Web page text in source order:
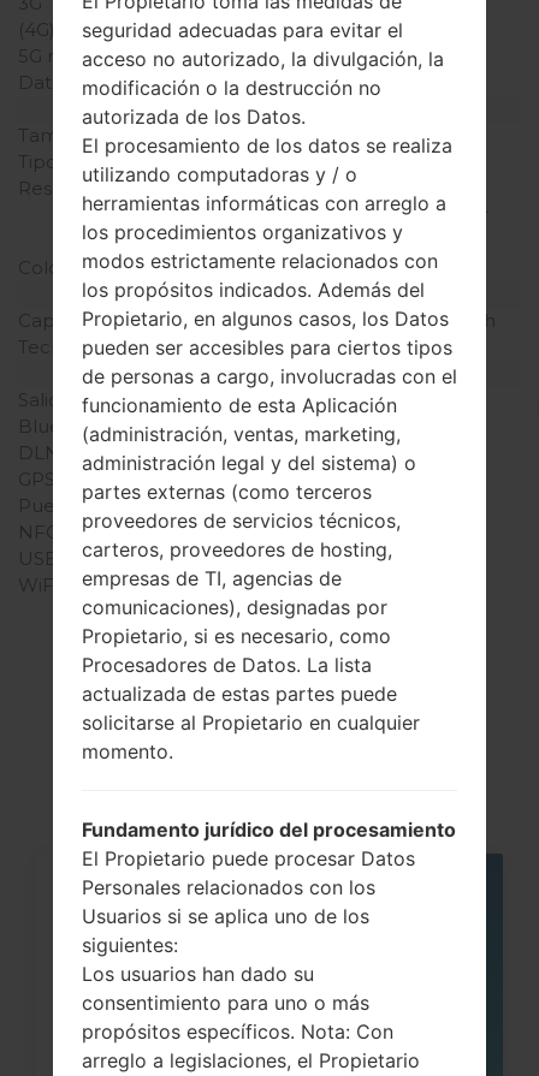
(4G) LTE
-
5G network
-
Datos
-
Pantalla
Tamaño de la pantalla
1.45 pulgadas
Tipo de Pantalla
TFT
Resolución de Pantalla
128 x 128 píxeles (~125
densidad de píxeles por
pulgada)
Colores de pantalla
65K colores
Batería y Teclado
Capacidad de batería
Extraíble Li-Ion 950 mAh
Teclado físico
Sí
Interfaces
Salida de audio
3.5mm jack
Bluetooth
-
DLNA
No
GPS
-
Puerto infrarrojo
No
NFC
No
USB
-
WiFi
-
Artículos
LGB220(LGB220)
seguridad adecuadas para evitar el
acceso no autorizado, la divulgación, la
modificación o la destrucción no
autorizada de los Datos.
El procesamiento de los datos se realiza
utilizando computadoras y / o
herramientas informáticas con arreglo a
los procedimientos organizativos y
modos estrictamente relacionados con
los propósitos indicados. Además del
Propietario, en algunos casos, los Datos
pueden ser accesibles para ciertos tipos
de personas a cargo, involucradas con el
funcionamiento de esta Aplicación
(administración, ventas, marketing,
administración legal y del sistema) o
partes externas (como terceros
proveedores de servicios técnicos,
carteros, proveedores de hosting,
empresas de TI, agencias de
comunicaciones), designadas por
Propietario, si es necesario, como
Procesadores de Datos. La lista
actualizada de estas partes puede
solicitarse al Propietario en cualquier
momento.
Fundamento jurídico del procesamiento
El Propietario puede procesar Datos
Personales relacionados con los
Usuarios si se aplica uno de los
siguientes:
Los usuarios han dado su
consentimiento para uno o más
propósitos específicos. Nota: Con
arreglo a legislaciones, el Propietario